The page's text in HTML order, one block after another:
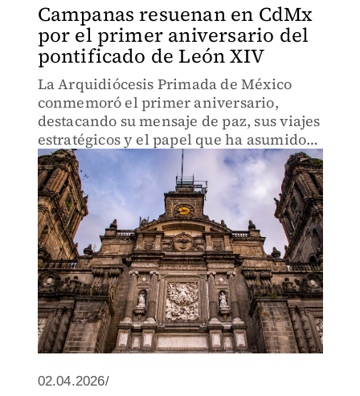
Campanas resuenan en CdMx
por el primer aniversario del
pontificado de León XIV
La Arquidiócesis Primada de México
conmemoró el primer aniversario,
destacando su mensaje de paz, sus viajes
estratégicos y el papel que ha asumido
como mediador internacional en medio
de conflictos y crisis sociales.
02.04.2026/